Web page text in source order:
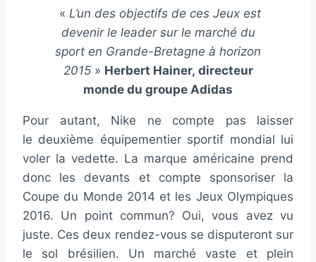
« L’un des objectifs de ces Jeux est
devenir le leader sur le marché du
sport en Grande-Bretagne à horizon
2015» Herbert Hainer, directeur
monde du groupe Adidas
Pour autant, Nike ne compte pas laisser
le deuxième équipementier sportif mondial lui
voler la vedette. La marque américaine prend
donc les devants et compte sponsoriser la
Coupe du Monde 2014 et les Jeux Olympiques
2016. Un point commun? Oui, vous avez vu
juste. Ces deux rendez-vous se disputeront sur
le sol brésilien. Un marché vaste et plein